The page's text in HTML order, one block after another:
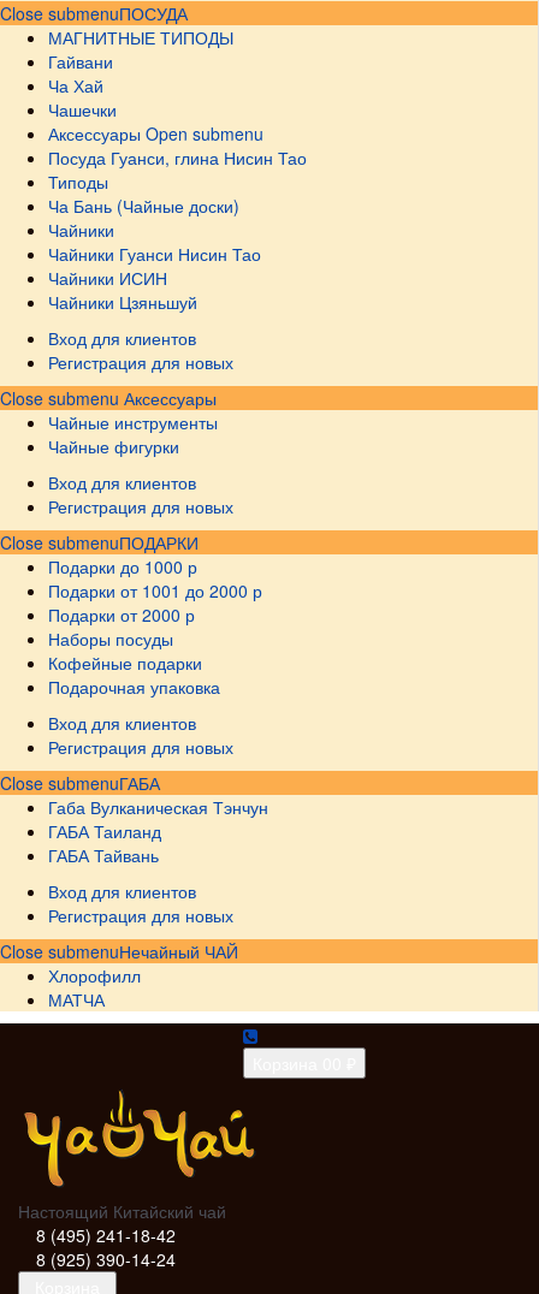
Close submenuПОСУДА
МАГНИТНЫЕ ТИПОДЫ
Гайвани
Ча Хай
Чашечки
Аксессуары Open submenu
Посуда Гуанси, глина Нисин Тао
Типоды
Ча Бань (Чайные доски)
Чайники
Чайники Гуанси Нисин Тао
Чайники ИСИН
Чайники Цзяньшуй
Вход для клиентов
Регистрация для новых
Close submenu Аксессуары
Чайные инструменты
Чайные фигурки
Вход для клиентов
Регистрация для новых
Close submenuПОДАРКИ
Подарки до 1000 р
Подарки от 1001 до 2000 р
Подарки от 2000 р
Наборы посуды
Кофейные подарки
Подарочная упаковка
Вход для клиентов
Регистрация для новых
Close submenuГАБА
Габа Вулканическая Тэнчун
ГАБА Таиланд
ГАБА Тайвань
Вход для клиентов
Регистрация для новых
Close submenuНечайный ЧАЙ
Хлорофилл
МАТЧА
Настоящий Китайский чай
8 (495) 241-18-42
8 (925) 390-14-24